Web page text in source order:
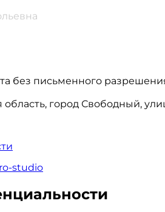
без письменного
область, город Свободный,
studio